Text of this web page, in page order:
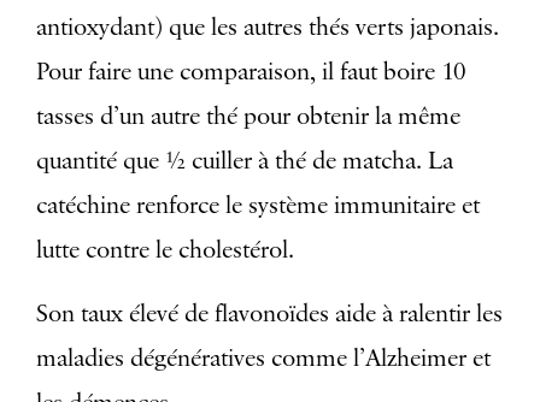
antioxydant) que les autres thés verts japonais.
Pour faire une comparaison, il faut boire 10
tasses d’un autre thé pour obtenir la même
quantité que ½ cuiller à thé de matcha. La
catéchine renforce le système immunitaire et
lutte contre le cholestérol.
Son taux élevé de flavonoïdes aide à ralentir les
maladies dégénératives comme l’Alzheimer et